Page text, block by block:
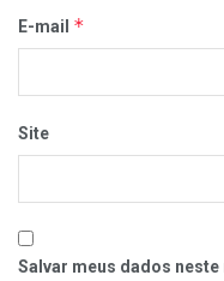
E-mail *
Site
Salvar meus dados neste